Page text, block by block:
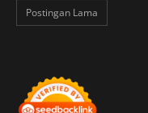
Postingan Lama